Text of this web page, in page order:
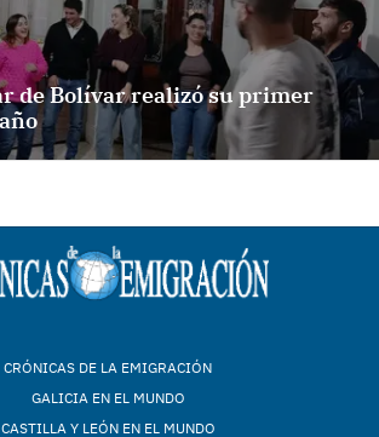
de Bolívar realizó su primer
CRÓNICAS DE LA EMIGRACIÓN
GALICIA EN EL MUNDO
CASTILLA Y LEÓN EN EL MUNDO